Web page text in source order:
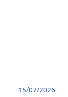
15/07/2026